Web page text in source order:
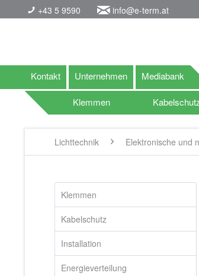
+43 5 9590 info@e-term.at
Kontakt Unternehmen Mediabank
Klemmen
Lichttechnik Elektronische und
Klemmen
Kabelschutz
Installation
Energieverteilung